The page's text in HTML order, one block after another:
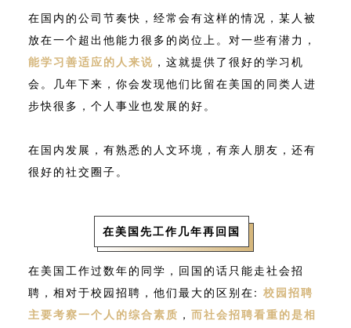
在国内的公司节奏快，经常会有这样的情况，某人被
放在一个超出他能力很多的岗位上。对一些有潜力，
能学习善适应的人来说 ，这就提供了很好的学习机
会。几年下来，你会发现他们比留在美国的同类人进
步快很多，个人事业也发展的好。
在国内发展，有熟悉的人文环境，有亲人朋友，还有
很好的社交圈子。
在美国先工作几年再回国
在美国工作过数年的同学，回国的话只能走社会招
聘，相对于校园招聘，他们最大的区别在: 校园招聘
主要考察一个人的综合素质 ， 而社会招聘看重的是相